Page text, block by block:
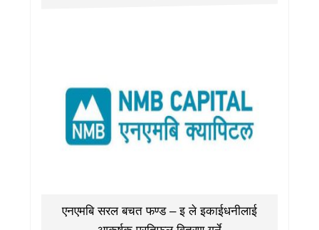
एनएमबि सरल बचत फण्ड – इ ले इकाईधनीलाई